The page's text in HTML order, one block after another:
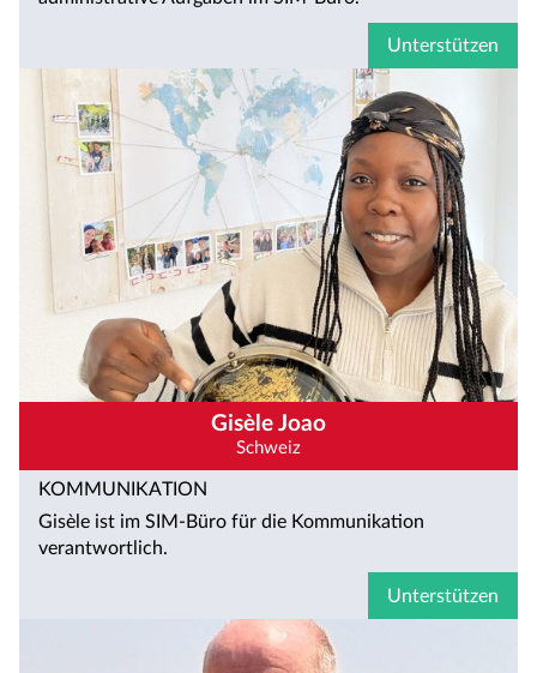
Unterstützen
Gisèle Joao
Schweiz
KOMMUNIKATION
Gisèle ist im SIM-Büro für die Kommunikation
verantwortlich.
Unterstützen